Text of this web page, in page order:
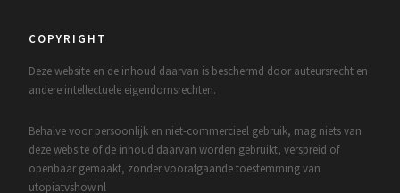
COPYRIGHT
Deze website en de inhoud daarvan is beschermd door auteursrecht en
andere intellectuele eigendomsrechten.
Behalve voor persoonlijk en niet-commercieel gebruik, mag niets van
deze website of de inhoud daarvan worden gebruikt, verspreid of
openbaar gemaakt, zonder voorafgaande toestemming van
utopiatvshow.nl